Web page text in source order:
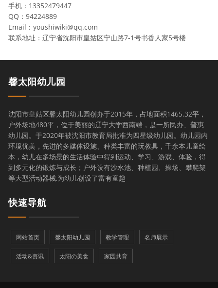
手机：13352479447
QQ：94224889
Email：youshiwiki@qq.com
联系地址：辽宁省沈阳市皇姑区宁山路7-1号书香人家5号楼
馨太阳幼儿园
沈阳市皇姑区馨太阳幼儿园创办于2015年，占地面积1465.32平，
户外场地480平，位于美丽的辽宁大学西南端，是一所民办、普惠
幼儿园。于2020年被沈阳市教育局批准为四星级幼儿园。幼儿园内
环境优美，先进的多媒体设施、种类丰富的玩教具，千余本儿童绘
本，幼儿在多场景的生活体验中得到运动、学习、游戏、体验，得
到多元化的锻炼与成长；户外设有沙水池、种植园、操场、攀爬架
等大型活动器械,为幼儿创设了富有童趣
快速导航
网站首页 馨太阳幼儿园 教学管理 名师展示
活动&资讯 太阳の美食 家园共育